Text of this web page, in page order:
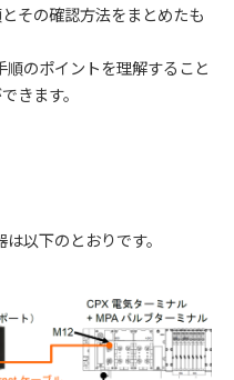
その確認方法をまとめたも
のポイントを理解すること
きます。
以下のとおりです。